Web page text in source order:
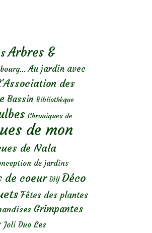
Arbres &
Au jardin avec
des
Bassin Bibliothèque
Chroniques de
de mon
de Nala
de jardins
de coeur DIY Déco
Fêtes des plantes
Grimpantes
Joli Duo Les